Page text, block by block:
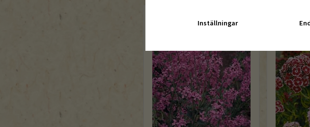
Inställningar